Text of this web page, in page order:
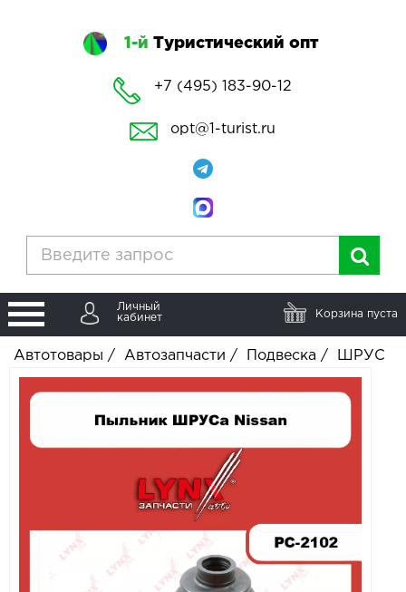
1-й Туристический опт
+7 (495) 183-90-12
opt@1-turist.ru
Личный
кабинет
Корзина пуста
Автотовары / Автозапчасти / Подвеска / ШРУС